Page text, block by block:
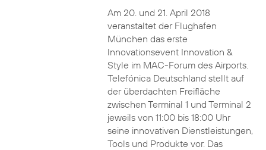
Am 20. und 21. April 2018
veranstaltet der Flughafen
München das erste
Innovationsevent Innovation &
Style im MAC-Forum des Airports.
Telefónica Deutschland stellt auf
der überdachten Freifläche
zwischen Terminal 1 und Terminal 2
jeweils von 11:00 bis 18:00 Uhr
seine innovativen Dienstleistungen,
Tools und Produkte vor. Das